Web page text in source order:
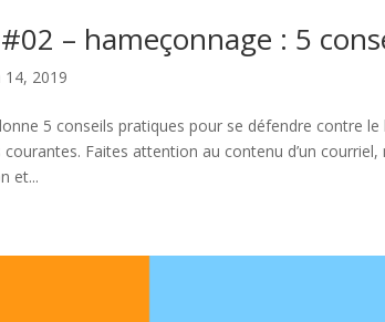
– hameçonnage : 5
14, 2019
5 conseils pratiques pour se défendre contre le
Faites attention au contenu d’un
et...